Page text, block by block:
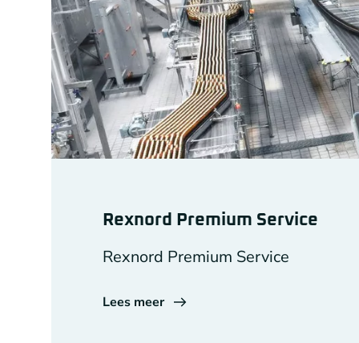
Rexnord Premium Service
Rexnord Premium Service
Lees meer